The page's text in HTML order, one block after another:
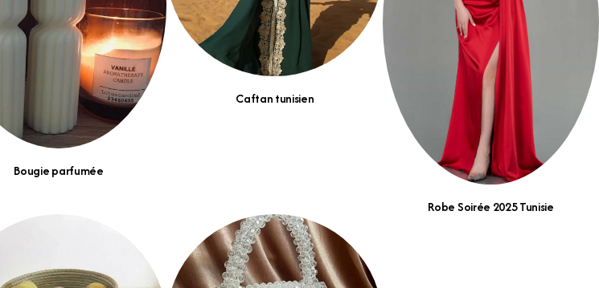
Bougie parfumée
Caftan tunisien
Robe Soirée 2025 Tunisie